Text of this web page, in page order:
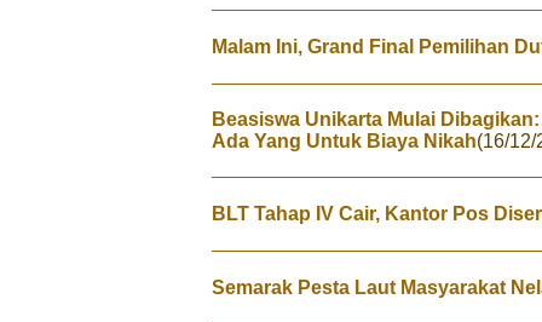
Malam Ini, Grand Final Pemilihan
Beasiswa Unikarta Mulai
Ada Yang Untuk Biaya Nikah(16/12/
BLT Tahap IV Cair, Kantor Pos
Semarak Pesta Laut Masyarakat